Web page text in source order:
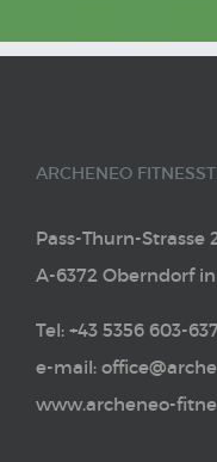
ARCHENEO
Pass-Thurn-Strasse
A-6372 Oberndorf
Tel: +43 5356 603-
e-mail:
www.archeneo-